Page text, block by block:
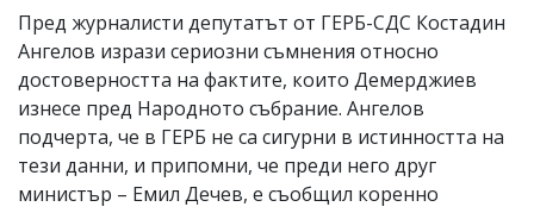
Пред журналисти депутатът от ГЕРБ-СДС Костадин
Ангелов изрази сериозни съмнения относно
достоверността на фактите, които Демерджиев
изнесе пред Народното събрание. Ангелов
подчерта, че в ГЕРБ не са сигурни в истинността на
тези данни, и припомни, че преди него друг
министър – Емил Дечев, е съобщил коренно